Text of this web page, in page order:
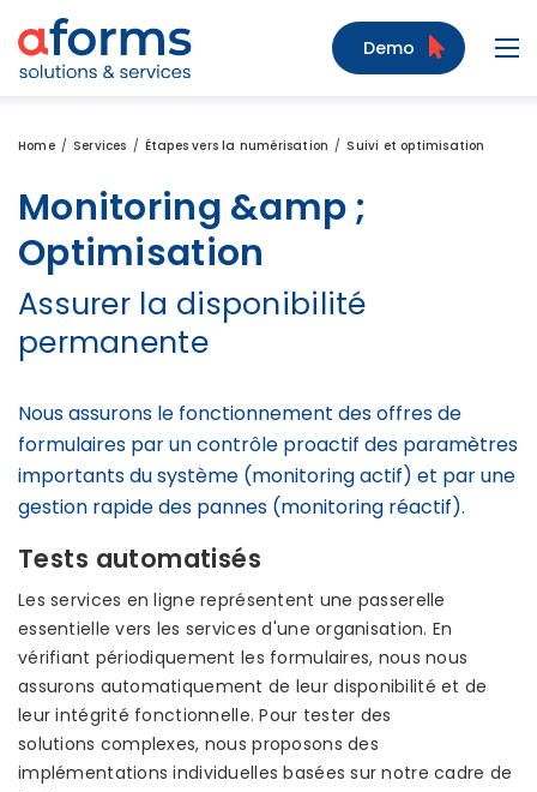
Zum Inhalt
Zum Menü
Zur Suche
Demo
Home Services Étapes vers la numérisation Suivi et optimisation
Monitoring &amp ;
Optimisation
Assurer la disponibilité
permanente
Nous assurons le fonctionnement des offres de
formulaires par un contrôle proactif des paramètres
importants du système (monitoring actif) et par une
gestion rapide des pannes (monitoring réactif).
Tests automatisés
Les services en ligne représentent une passerelle
essentielle vers les services d'une organisation. En
vérifiant périodiquement les formulaires, nous nous
assurons automatiquement de leur disponibilité et de
leur intégrité fonctionnelle. Pour tester des
solutions complexes, nous proposons des
implémentations individuelles basées sur notre cadre de